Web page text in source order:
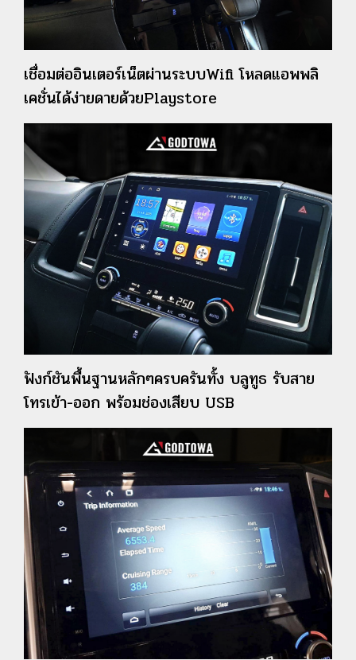
เชื่อมต่ออินเตอร์เน็ตผ่านระบบWifi โหลดแอพพลิ
เคชั่นได้ง่ายดายด้วยPlaystore
ฟังก์ชันพื้นฐานหลักๆครบครันทั้ง บลูทูธ รับสาย
โทรเข้า-ออก พร้อมช่องเสียบ USB